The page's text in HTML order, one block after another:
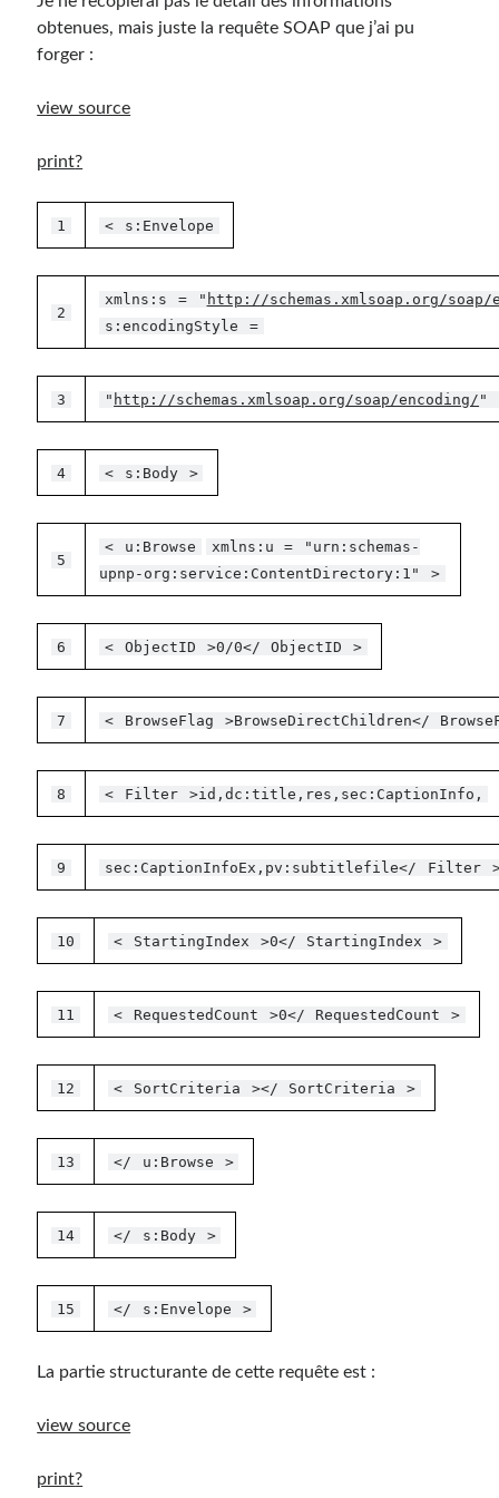
obtenues, mais juste la requête SOAP que j’ai pu
forger :
view source
print?
1 < s:Envelope
2
xmlns:s = " http://schemas.xmlsoap.org/soap/
s:encodingStyle
=
3 " http://schemas.xmlsoap.org/soap/encoding/ "
4 < s:Body >
5
< u:Browse xmlns:u =
"urn:schemas-
upnp-org:service:ContentDirectory:1"
>
6 < ObjectID >0/0</ ObjectID >
7 < BrowseFlag >BrowseDirectChildren</
8 < Filter >id,dc:title,res,sec:CaptionInfo,
9 sec:CaptionInfoEx,pv:subtitlefile</ Filter
10 < StartingIndex >0</ StartingIndex >
11 < RequestedCount >0</ RequestedCount >
12 < SortCriteria ></ SortCriteria >
13 </ u:Browse >
14 </ s:Body >
15 </ s:Envelope >
La partie structurante de cette requête est :
view source
print?